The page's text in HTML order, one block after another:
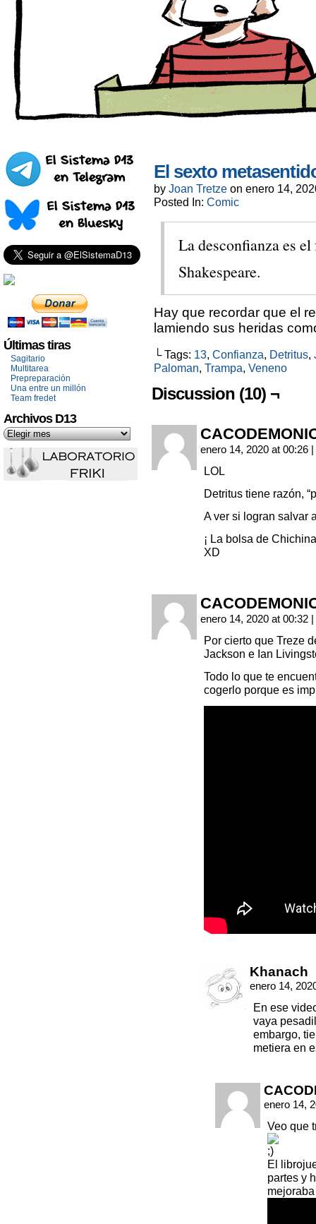
Últimas tiras
Sagitario
Multitarea
Prepreparación
Una entre un millón
Team fredet
Archivos D13
El sexto
by Joan Tretze on enero 14,
Posted In: Comic
La desconfianza es
Shakespeare.
Hay que recordar que el
lamiendo sus heridas
└ Tags: 13, Confianza, Detritus,
Paloman, Trampa, Veneno
Discussion (10) ¬
enero 14, 2020 at 00:26 |
LOL
Detritus tiene razón,
A ver si logran salvar
¡ La bolsa de
XD
enero 14, 2020 at 00:32 |
Por cierto que Treze
Jackson e Ian
Todo lo que te
cogerlo porque es
Khanach
enero 14,
En ese
vaya
embargo,
metiera en
enero 14,
Veo que
El
partes y